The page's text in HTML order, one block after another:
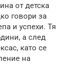
от детска
говори за
и успехи. Тя
а след
като се
на